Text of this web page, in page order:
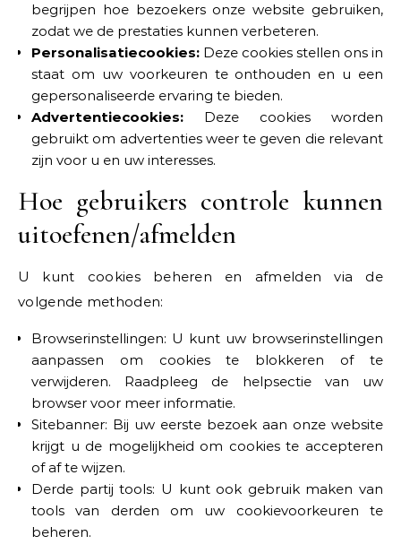
begrijpen hoe bezoekers onze website gebruiken,
zodat we de prestaties kunnen verbeteren.
Personalisatiecookies: Deze cookies stellen ons in
staat om uw voorkeuren te onthouden en u een
gepersonaliseerde ervaring te bieden.
Advertentiecookies: Deze cookies worden
gebruikt om advertenties weer te geven die relevant
zijn voor u en uw interesses.
Hoe gebruikers controle kunnen
uitoefenen/afmelden
U kunt cookies beheren en afmelden via de
volgende methoden:
Browserinstellingen: U kunt uw browserinstellingen
aanpassen om cookies te blokkeren of te
verwijderen. Raadpleeg de helpsectie van uw
browser voor meer informatie.
Sitebanner: Bij uw eerste bezoek aan onze website
krijgt u de mogelijkheid om cookies te accepteren
of af te wijzen.
Derde partij tools: U kunt ook gebruik maken van
tools van derden om uw cookievoorkeuren te
beheren.